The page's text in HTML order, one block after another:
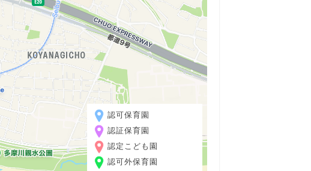
認可保育園
認証保育園
認定こども園
認可外保育園